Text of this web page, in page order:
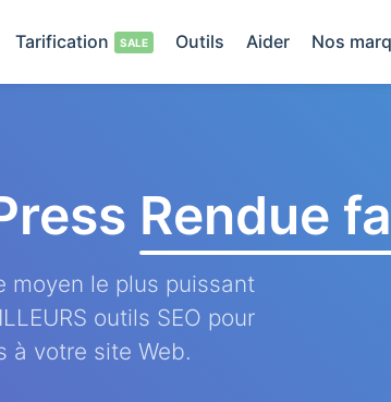
Tarification Outils Aider Nos
Rendue
moyen le plus puissant
outils SEO pour
à votre site Web.